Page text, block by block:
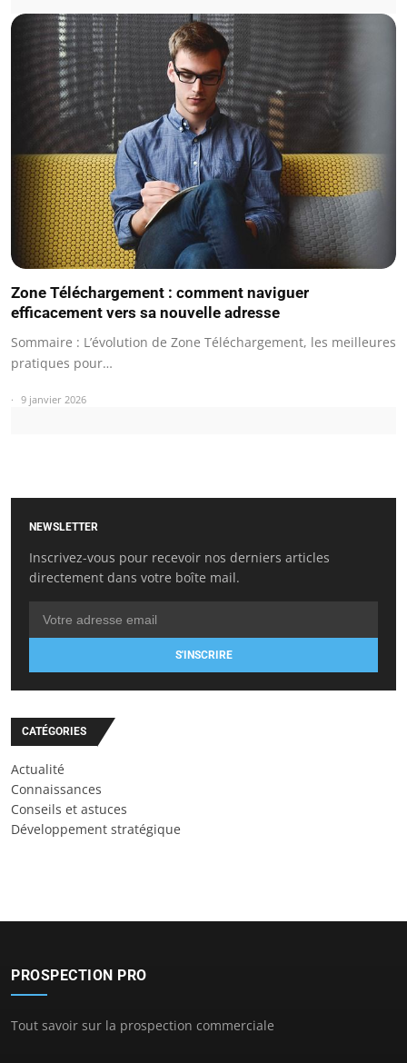
Zone Téléchargement : comment naviguer
efficacement vers sa nouvelle adresse
Sommaire : L’évolution de Zone Téléchargement, les meilleures
pratiques pour…
9 janvier 2026
NEWSLETTER
Inscrivez-vous pour recevoir nos derniers articles
directement dans votre boîte mail.
S'INSCRIRE
CATÉGORIES
Actualité
Connaissances
Conseils et astuces
Développement stratégique
PROSPECTION PRO
Tout savoir sur la prospection commerciale